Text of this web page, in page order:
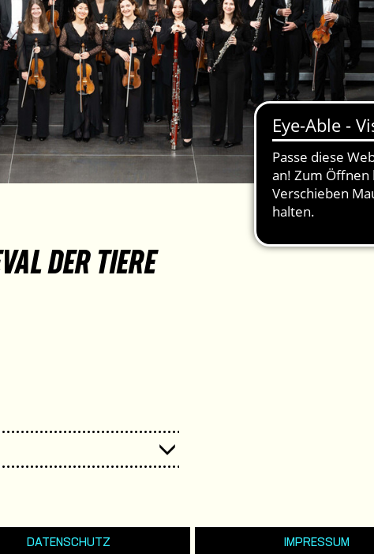
DER TIERE
DATENSCHUTZ IMPRESSUM